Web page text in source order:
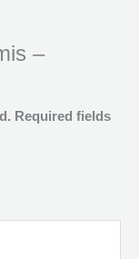
–
Required fields